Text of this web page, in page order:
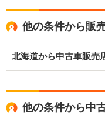
他の条件から販
北海道から中古車販売
他の条件から中